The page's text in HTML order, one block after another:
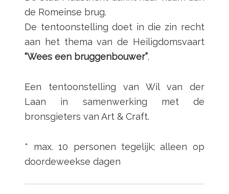
de Romeinse brug.
De tentoonstelling doet in die zin recht
aan het thema van de Heiligdomsvaart
“Wees een bruggenbouwer”.
Een tentoonstelling van Wil van der
Laan in samenwerking met de
bronsgieters van Art & Craft.
* max. 10 personen tegelijk; alleen op
doordeweekse dagen